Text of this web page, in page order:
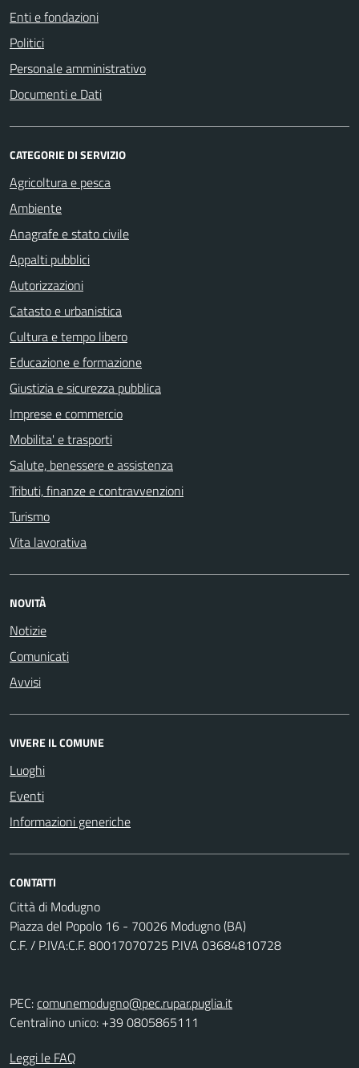
Enti e fondazioni
Politici
Personale amministrativo
Documenti e Dati
CATEGORIE DI SERVIZIO
Agricoltura e pesca
Ambiente
Anagrafe e stato civile
Appalti pubblici
Autorizzazioni
Catasto e urbanistica
Cultura e tempo libero
Educazione e formazione
Giustizia e sicurezza pubblica
Imprese e commercio
Mobilita' e trasporti
Salute, benessere e assistenza
Tributi, finanze e contravvenzioni
Turismo
Vita lavorativa
NOVITÀ
Notizie
Comunicati
Avvisi
VIVERE IL COMUNE
Luoghi
Eventi
Informazioni generiche
CONTATTI
Città di Modugno
Piazza del Popolo 16 - 70026 Modugno (BA)
C.F. / P.IVA:C.F. 80017070725 P.IVA 03684810728
PEC:comunemodugno@pec.rupar.puglia.it
Centralino unico: +39 0805865111
Leggi le FAQ